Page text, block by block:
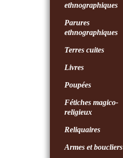
ethnographiques
Parures
ethnographiques
Terres cuites
Livres
Poupées
Fétiches magico-
religieux
Reliquaires
Armes et boucliers